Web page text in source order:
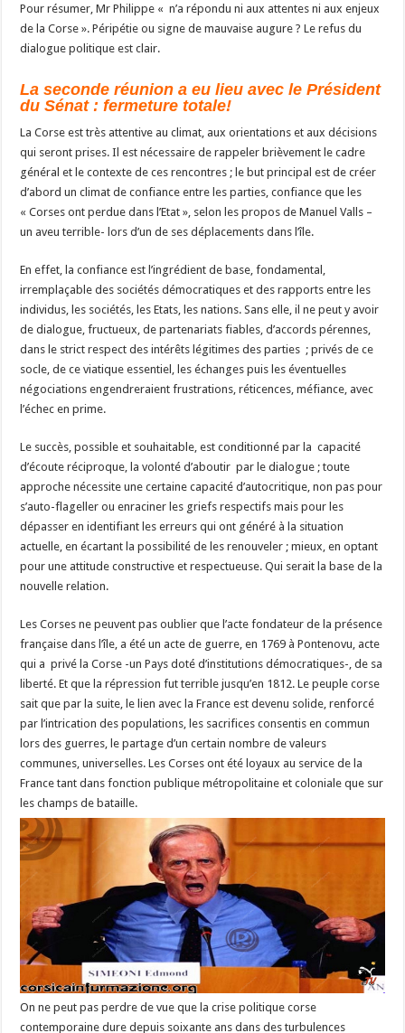
Pour résumer, Mr Philippe « n’a répondu ni aux attentes ni aux enjeux
de la Corse ». Péripétie ou signe de mauvaise augure ? Le refus du
dialogue politique est clair.
La seconde réunion a eu lieu avec le Président
du Sénat : fermeture totale!
La Corse est très attentive au climat, aux orientations et aux décisions
qui seront prises. Il est nécessaire de rappeler brièvement le cadre
général et le contexte de ces rencontres ; le but principal est de créer
d’abord un climat de confiance entre les parties, confiance que les
« Corses ont perdue dans l’Etat », selon les propos de Manuel Valls –
un aveu terrible- lors d’un de ses déplacements dans l’île.
En effet, la confiance est l’ingrédient de base, fondamental,
irremplaçable des sociétés démocratiques et des rapports entre les
individus, les sociétés, les Etats, les nations. Sans elle, il ne peut y avoir
de dialogue, fructueux, de partenariats fiables, d’accords pérennes,
dans le strict respect des intérêts légitimes des parties ; privés de ce
socle, de ce viatique essentiel, les échanges puis les éventuelles
négociations engendreraient frustrations, réticences, méfiance, avec
l’échec en prime.
Le succès, possible et souhaitable, est conditionné par la capacité
d’écoute réciproque, la volonté d’aboutir par le dialogue ; toute
approche nécessite une certaine capacité d’autocritique, non pas pour
s’auto-flageller ou enraciner les griefs respectifs mais pour les
dépasser en identifiant les erreurs qui ont généré à la situation
actuelle, en écartant la possibilité de les renouveler ; mieux, en optant
pour une attitude constructive et respectueuse. Qui serait la base de la
nouvelle relation.
Les Corses ne peuvent pas oublier que l’acte fondateur de la présence
française dans l’île, a été un acte de guerre, en 1769 à Pontenovu, acte
qui a privé la Corse -un Pays doté d’institutions démocratiques-, de sa
liberté. Et que la répression fut terrible jusqu’en 1812. Le peuple corse
sait que par la suite, le lien avec la France est devenu solide, renforcé
par l’intrication des populations, les sacrifices consentis en commun
lors des guerres, le partage d’un certain nombre de valeurs
communes, universelles. Les Corses ont été loyaux au service de la
France tant dans fonction publique métropolitaine et coloniale que sur
les champs de bataille.
On ne peut pas perdre de vue que la crise politique corse
contemporaine dure depuis soixante ans dans des turbulences